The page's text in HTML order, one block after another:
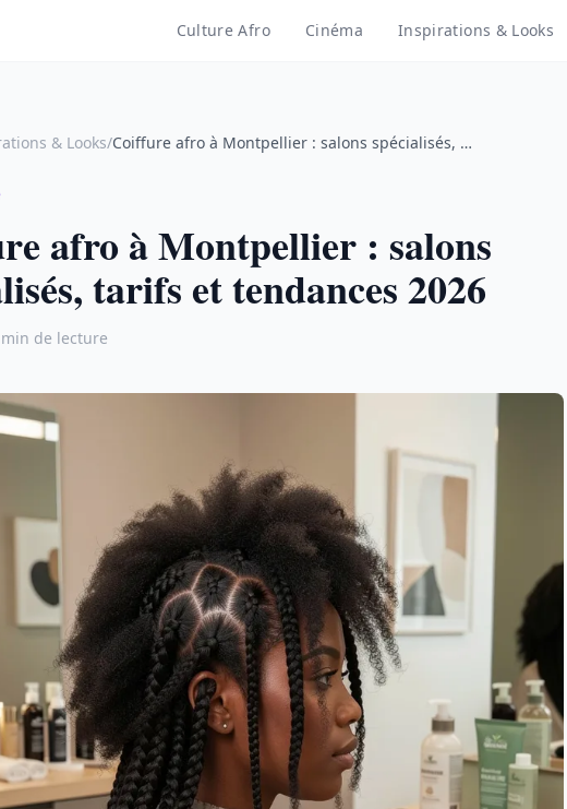
Culture Afro Cinéma Inspirations & Looks
& Looks/Coiffure afro à Montpellier : salons spécialisés, …
afro à Montpellier : salons
tarifs et tendances 2026
de lecture